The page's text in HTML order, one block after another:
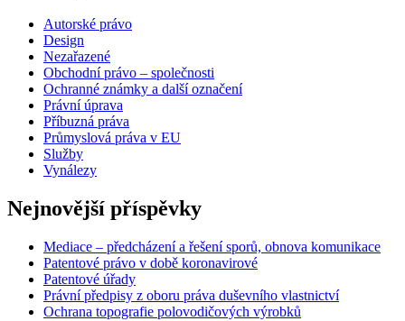
Autorské právo
Design
Nezařazené
Obchodní právo – společnosti
Ochranné známky a další označení
Právní úprava
Příbuzná práva
Průmyslová práva v EU
Služby
Vynálezy
Nejnovější příspěvky
Mediace – předcházení a řešení sporů, obnova komunikace
Patentové právo v době koronavirové
Patentové úřady
Právní předpisy z oboru práva duševního vlastnictví
Ochrana topografie polovodičových výrobků